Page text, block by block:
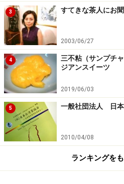
3 すてきな茶人にお
2003/06/27
4
三不粘（サンプチ
ジアンスイーツ
2019/06/03
5 一般社団法人 日
2010/04/08
ランキングを